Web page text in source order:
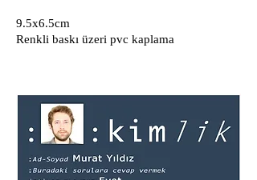
9.5x6.5cm
Renkli baskı üzeri pvc kaplama